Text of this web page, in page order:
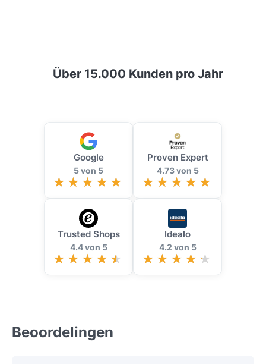
Über 15.000 Kunden pro Jahr
Google
5 von 5
Proven Expert
4.73 von 5
Trusted Shops
4.4 von 5
Idealo
4.2 von 5
Beoordelingen